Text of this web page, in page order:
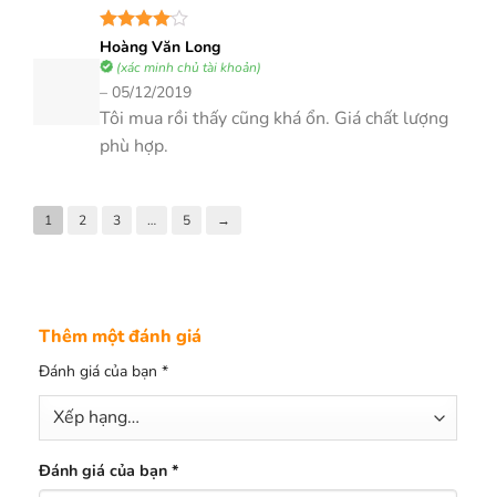
Được
xếp hạng
5 sao
Hoàng Văn Long
(xác minh chủ tài khoản)
– 05/12/2019
Tôi mua rồi thấy cũng khá ổn. Giá chất lượng
phù hợp.
1 2 3 … 5 →
Thêm một đánh giá
Đánh giá của bạn *
Đánh giá của bạn *